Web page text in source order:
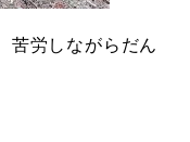
苦労しながらだん